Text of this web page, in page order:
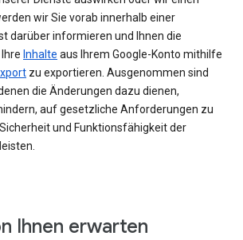
wir Sie vorab innerhalb einer
darüber informieren und Ihnen die
Inhalte aus Ihrem Google-Konto mithilfe
zu exportieren. Ausgenommen sind
die Änderungen dazu dienen,
auf gesetzliche Anforderungen zu
und Funktionsfähigkeit der
Ihnen erwarten